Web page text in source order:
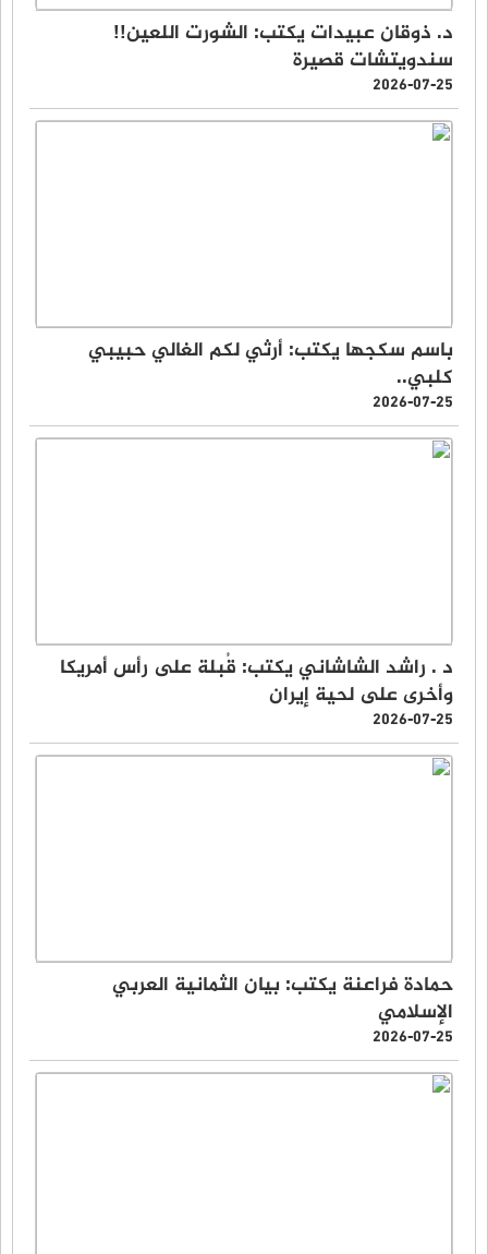
د. ذوقان عبيدات يكتب: الشورت اللعين!!
سندويتشات قصيرة
2026-07-25
باسم سكجها يكتب: أرثي لكم الغالي حبيبي
كلبي..
2026-07-25
د . راشد الشاشاني يكتب: قُبلة على رأس أمريكا
وأخرى على لحية إيران
2026-07-25
حمادة فراعنة يكتب: بيان الثمانية العربي
الإسلامي
2026-07-25